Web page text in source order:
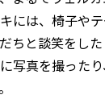
には、椅子や
ちと談笑をし
写真を撮った